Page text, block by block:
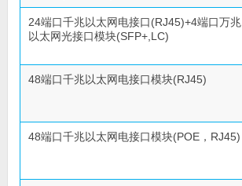
24端口千兆以太网电接口(RJ45)+4端口万兆
以太网光接口模块(SFP+,LC)
48端口千兆以太网电接口模块(RJ45)
48端口千兆以太网电接口模块(POE，RJ45)